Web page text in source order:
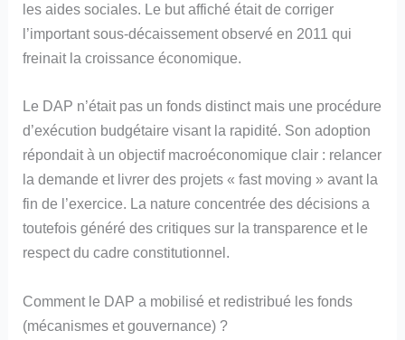
les aides sociales. Le but affiché était de corriger
l’important sous‑décaissement observé en 2011 qui
freinait la croissance économique.
Le DAP n’était pas un fonds distinct mais une procédure
d’exécution budgétaire visant la rapidité. Son adoption
répondait à un objectif macroéconomique clair : relancer
la demande et livrer des projets « fast moving » avant la
fin de l’exercice. La nature concentrée des décisions a
toutefois généré des critiques sur la transparence et le
respect du cadre constitutionnel.
Comment le DAP a mobilisé et redistribué les fonds
(mécanismes et gouvernance) ?